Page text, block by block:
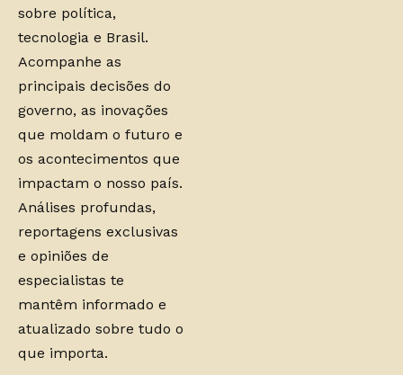
sobre política,
tecnologia e Brasil.
Acompanhe as
principais decisões do
governo, as inovações
que moldam o futuro e
os acontecimentos que
impactam o nosso país.
Análises profundas,
reportagens exclusivas
e opiniões de
especialistas te
mantêm informado e
atualizado sobre tudo o
que importa.